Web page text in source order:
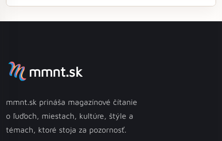
fascinujúci pohľad na vtáčiu romantiku nás núti zamyslieť sa
mmnt.sk
mmnt.sk prináša magazínové čítanie
o ľuďoch, miestach, kultúre, štýle a
témach, ktoré stoja za pozornosť.